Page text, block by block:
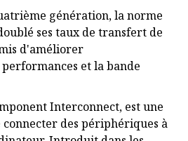
génération, la norme
ses taux de transfert de
d'améliorer
et la bande
Interconnect, est une
des périphériques à